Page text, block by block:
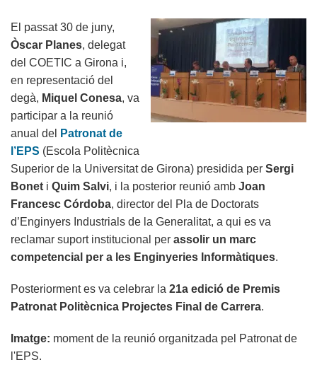
d’abril
-
EPS
UdG)
El passat 30 de juny,
Òscar Planes, delegat
del COETIC a Girona i,
en representació del
degà, Miquel Conesa, va
participar a la reunió
anual del
Patronat de
l’EPS (Escola Politècnica
Superior de la Universitat de Girona) presidida per Sergi
Bonet i Quim Salvi, i la posterior reunió amb Joan
Francesc Córdoba, director del Pla de Doctorats
d’Enginyers Industrials de la Generalitat, a qui es va
reclamar suport institucional per assolir un marc
competencial per a les Enginyeries Informàtiques.
Posteriorment es va celebrar la 21a edició de Premis
Patronat Politècnica Projectes Final de Carrera.
Imatge: moment de la reunió organitzada pel Patronat de
l'EPS.